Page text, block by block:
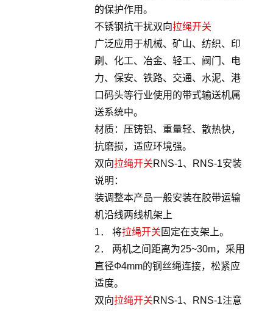
的保护作用。
不锈钢抗干扰双向拉绳开关
广泛应用于机械、矿山、纺织、印
刷、化工、冶金、轻工、阀门、电
力、保安、铁路、交通、水泥、港
口码头等行业使用的带式输送机属
送系统中。
材质：压铸铝、重量轻、散热快，
抗磨损，适应环境强。
双向拉绳开关RNS-1、RNS-1安装
说明：
装调整本产品一般安装在胶带运输
机沿线两线机架上
1． 将拉绳开关 固定在支架上。
2． 两机之间距离为25~30m，采用
直径Ф4mm的钢丝绳连接，松紧应
适度。
双向拉绳开关RNS-1、RNS-1注意